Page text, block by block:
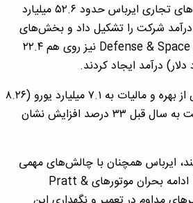
در مجموع، بخش هواپیماهای تجاری ایرباس حدود ۵۲.۶ میلیارد
دلار) از درآمد شرکت را تشکیل داد و بخش‌های
Airbus Helicopters و Defense & Space نیز روی هم ۲۲.۴
سود عملیاتی ایرباس پیش از بهره و مالیات به ۷.۱ میلیارد یورو (۸.۲۶
میلیارد دلار) رسید که نسبت به سال قبل ۳۳ درصد افزایش نشان
ایرباس همچنان با چالش‌های مهمی
روبه‌رو بود؛ مهم‌ترین آن‌ها ادامه بحران موتورهای Pratt &